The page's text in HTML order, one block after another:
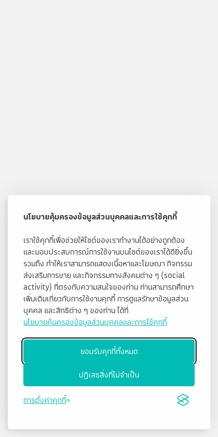
นโยบายคุ้มครองข้อมูลส่วนบุคคลและการใช้คุกกี้
เราใช้คุกกี้เพื่อช่วยให้ไซต์ของเราทำงานได้อย่างถูกต้อง
และมอบประสบการณ์การใช้งานบนไซต์ของเราได้ดียิ่งขึ้น
รวมถึง ทำให้เราสามารถแสดงเนื้อหาและโฆษณา กิจกรรม
ส่งเสริมการขาย และกิจกรรมทางสังคมต่าง ๆ (social
activity) ที่ตรงกับความสนใจของท่าน ท่านสามารถศึกษา
เพิ่มเติมเกี่ยวกับการใช้งานคุกกี้ การดูแลรักษาข้อมูลส่วน
บุคคล และสิทธิต่าง ๆ ของท่าน ได้ที่
นโยบายคุ้มครองข้อมูลส่วนบุคคลและการใช้คุกกี้
ยอมรับคุกกี้ทั้งหมด
ปฏิเสธสิ่งที่ไม่จำเป็น
การตั้งค่าคุกกี้